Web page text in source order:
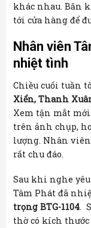
khác nhau. Băn
tới cửa hàng để
Nhân viên
nhiệt tình
Chiều cuối tuần
Xiển, Thanh
Xem tận mắt
trên ảnh chụp,
lượng. Nhân
rất chu đáo.
Sau khi nghe
Tâm Phát đã
trọng BTG-1104.
thờ có kích thước